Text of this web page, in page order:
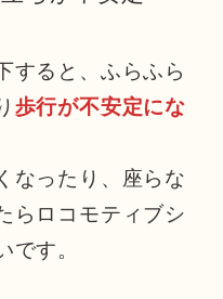
すると、ふらふら
歩行が不安定にな
なったり、座らな
らロコモティブシ
です。